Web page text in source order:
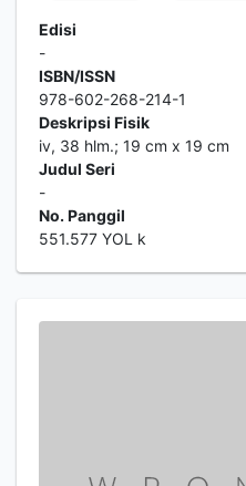
Edisi
-
ISBN/ISSN
978-602-268-214-1
Deskripsi Fisik
iv, 38 hlm.; 19 cm x 19 cm
Judul Seri
-
No. Panggil
551.577 YOL k